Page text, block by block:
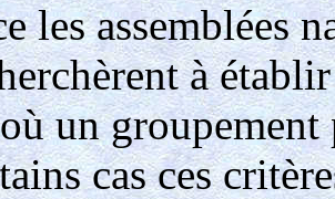
les assemblées
à
un groupement
cas ces